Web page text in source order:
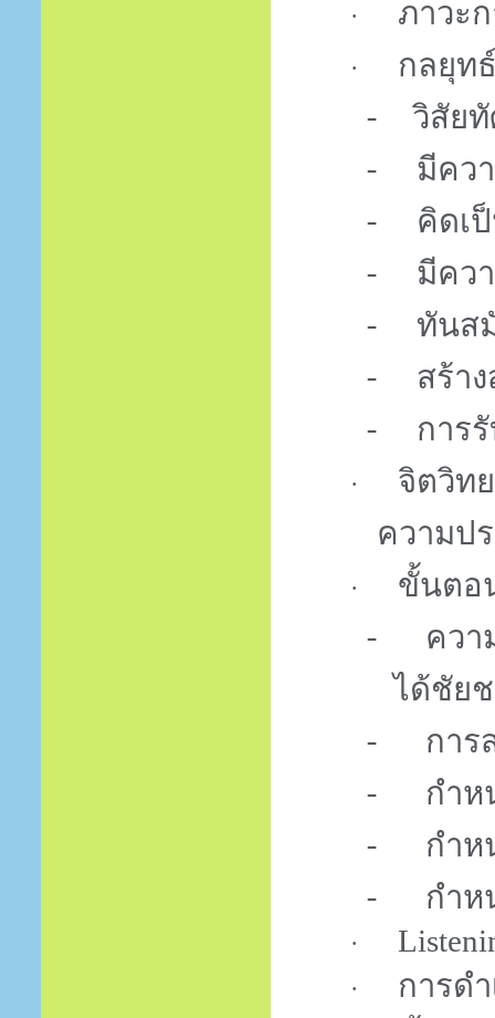
· ภาวะ
· กลยุท
- วิสัย
- มีคว
- คิดเ
- มีคว
- ทันส
- สร้า
- การ
·
จิตวิท
ความป
· ขั้นตอ
-
ควา
ได้ชัย
- การ
- กำห
- กำห
- กำ
·
· การด